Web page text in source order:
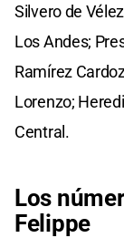
Silvero de
Los Andes;
Ramírez
Lorenzo;
Central.
Los
Felippe